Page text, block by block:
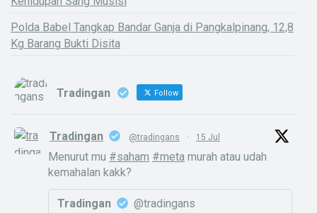
Polda Babel Tangkap Bandar Ganja di Pangkalpinang, 12,8
Kg Barang Bukti Disita
Tradingan Follow
Tradingan @tradingans · 15 Jul
Menurut mu #saham #meta murah atau udah
kemahalan kakk?
Tradingan
@tradingans